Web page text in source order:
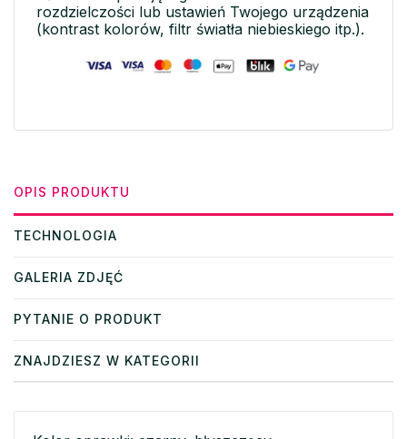
rozdzielczości lub ustawień Twojego urządzenia
(kontrast kolorów, filtr światła niebieskiego itp.).
OPIS PRODUKTU
TECHNOLOGIA
GALERIA ZDJĘĆ
PYTANIE O PRODUKT
ZNAJDZIESZ W KATEGORII